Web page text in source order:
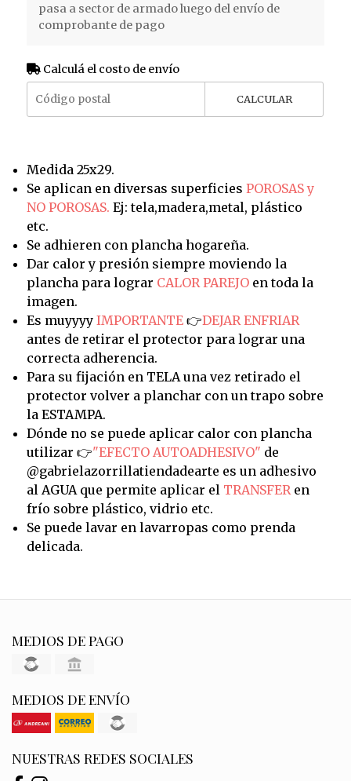
pasa a sector de armado luego del envío de
comprobante de pago
Calculá el costo de envío
CALCULAR
Medida 25x29.
Se aplican en diversas superficies POROSAS y
NO POROSAS. Ej: tela,madera,metal, plástico
etc.
Se adhieren con plancha hogareña.
Dar calor y presión siempre moviendo la
plancha para lograr CALOR PAREJOen toda la
imagen.
Es muyyyy IMPORTANTE👉DEJAR ENFRIAR
antes de retirar el protector para lograr una
correcta adherencia.
Para su fijación en TELA una vez retirado el
protector volver a planchar con un trapo sobre
la ESTAMPA.
Dónde no se puede aplicar calor con plancha
utilizar 👉"EFECTO AUTOADHESIVO" de
@gabrielazorrillatiendadearte es un adhesivo
al AGUA que permite aplicar el TRANSFERen
frío sobre plástico, vidrio etc.
Se puede lavar en lavarropas como prenda
delicada.
MEDIOS DE PAGO
MEDIOS DE ENVÍO
NUESTRAS REDES SOCIALES